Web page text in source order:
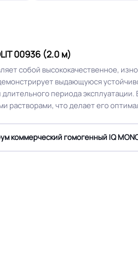
ПВХ Способ укладки
25
завод
00936 (2.0 м)
собой высококачественное,
выдающуюся
периода
растворами, что делает его
коммерческий гомогенный IQ